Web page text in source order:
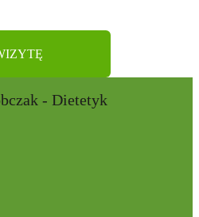
- Dietetyk